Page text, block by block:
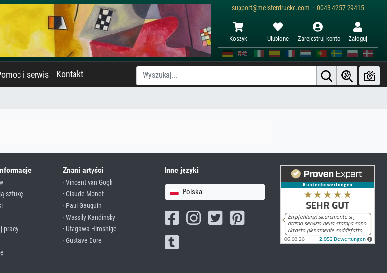
support@meisterdrucke.com · 0043 4257 29415
Koszyk Ulubione Zarejestruj konto Zaloguj
i serwis Kontakt
sztukę
pracy
Znani artyści
· Vincent van Gogh
· Claude Monet
· Paul Gauguin
· Wassily Kandinsky
· Utagawa Hiroshige
· Gustave Dore
Inne języki
Polska